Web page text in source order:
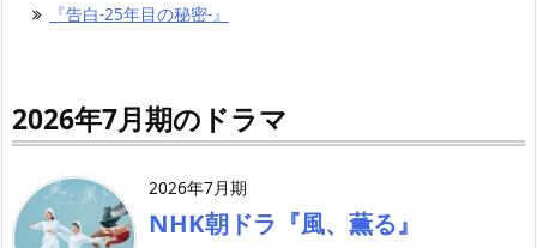
『告白-25年目の秘密-』
2026年7月期のドラマ
2026年7月期
NHK朝ドラ『風、薫る』